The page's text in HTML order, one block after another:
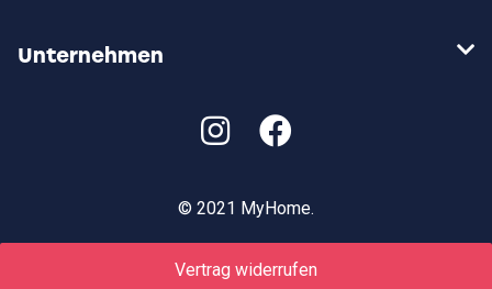
Unternehmen
© 2021 MyHome.
Vertrag widerrufen